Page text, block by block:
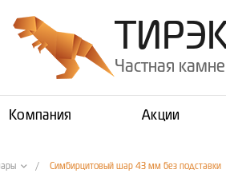
Частная
Компания Акции
/ Симбирцитовый шар 43 мм без подставки